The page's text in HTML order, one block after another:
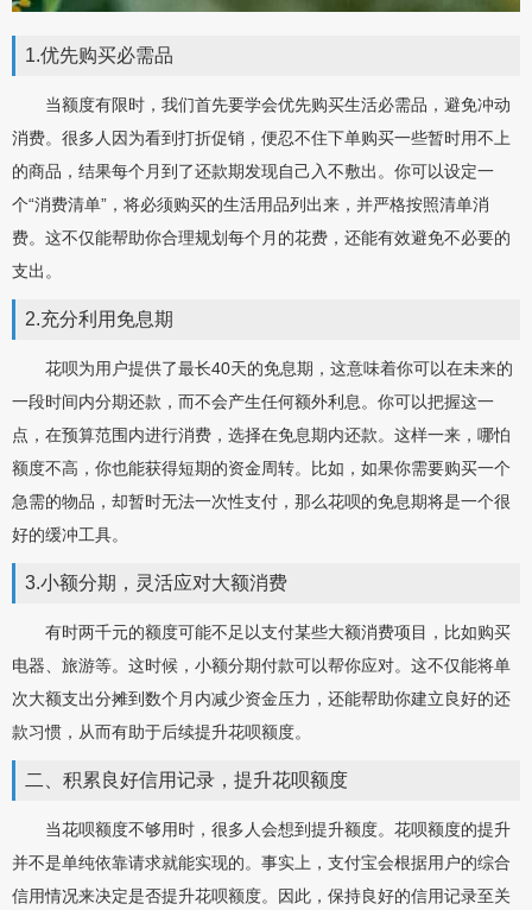
1.优先购买必需品
当额度有限时，我们首先要学会优先购买生活必需品，避免冲动
消费。很多人因为看到打折促销，便忍不住下单购买一些暂时用不上
的商品，结果每个月到了还款期发现自己入不敷出。你可以设定一
个“消费清单”，将必须购买的生活用品列出来，并严格按照清单消
费。这不仅能帮助你合理规划每个月的花费，还能有效避免不必要的
支出。
2.充分利用免息期
花呗为用户提供了最长40天的免息期，这意味着你可以在未来的
一段时间内分期还款，而不会产生任何额外利息。你可以把握这一
点，在预算范围内进行消费，选择在免息期内还款。这样一来，哪怕
额度不高，你也能获得短期的资金周转。比如，如果你需要购买一个
急需的物品，却暂时无法一次性支付，那么花呗的免息期将是一个很
好的缓冲工具。
3.小额分期，灵活应对大额消费
有时两千元的额度可能不足以支付某些大额消费项目，比如购买
电器、旅游等。这时候，小额分期付款可以帮你应对。这不仅能将单
次大额支出分摊到数个月内减少资金压力，还能帮助你建立良好的还
款习惯，从而有助于后续提升花呗额度。
二、积累良好信用记录，提升花呗额度
当花呗额度不够用时，很多人会想到提升额度。花呗额度的提升
并不是单纯依靠请求就能实现的。事实上，支付宝会根据用户的综合
信用情况来决定是否提升花呗额度。因此，保持良好的信用记录至关